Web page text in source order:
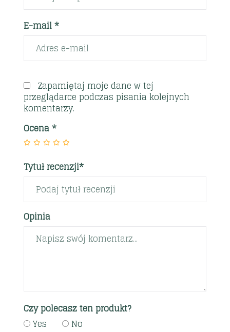
E-mail *
Zapamiętaj moje dane w tej
przeglądarce podczas pisania kolejnych
komentarzy.
Ocena*
Tytuł recenzji*
Opinia
Czy polecasz ten produkt?
Yes
No